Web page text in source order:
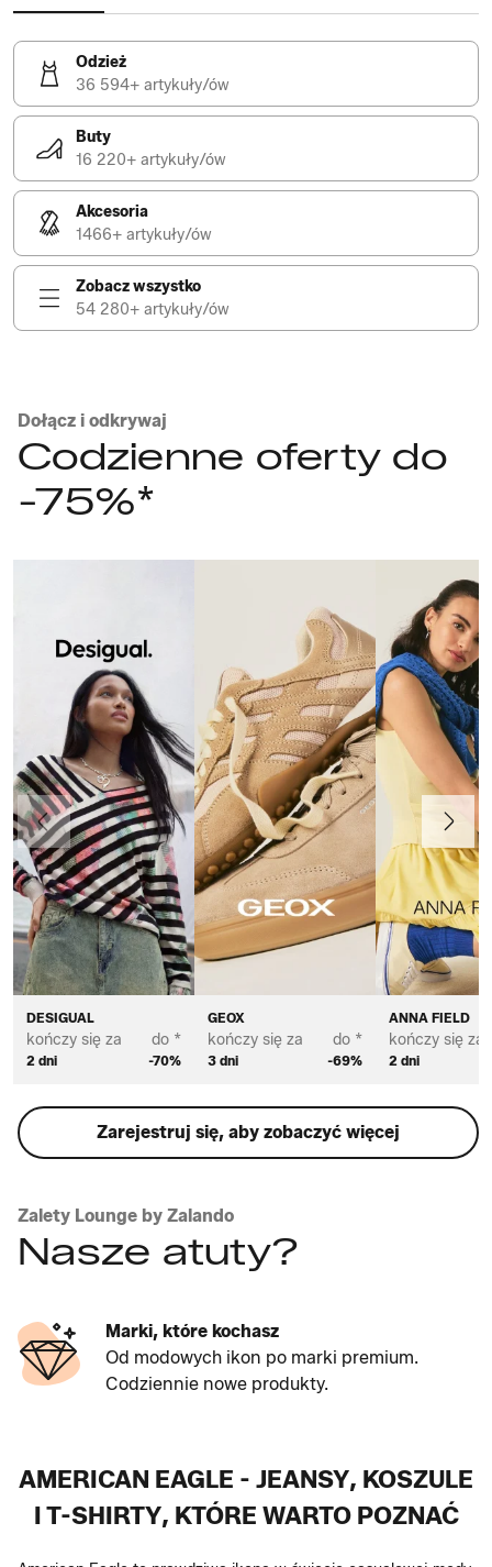
Odzież
36 594+ artykuły/ów
Buty
16 220+ artykuły/ów
Akcesoria
1466+ artykuły/ów
Zobacz wszystko
54 280+ artykuły/ów
Dołącz i odkrywaj
Codzienne oferty do
-75%*
DESIGUAL
kończy się za
2 dni
do *
-70%
GEOX
kończy się za
3 dni
do *
-69%
ANNA FIELD
kończy się za
2 dni
Poprzedni Dalej
Zarejestruj się, aby zobaczyć więcej
Zalety Lounge by Zalando
Nasze atuty?
Marki, które kochasz
Od modowych ikon po marki premium.
Codziennie nowe produkty.
AMERICAN EAGLE - JEANSY, KOSZULE
I T-SHIRTY, KTÓRE WARTO POZNAĆ